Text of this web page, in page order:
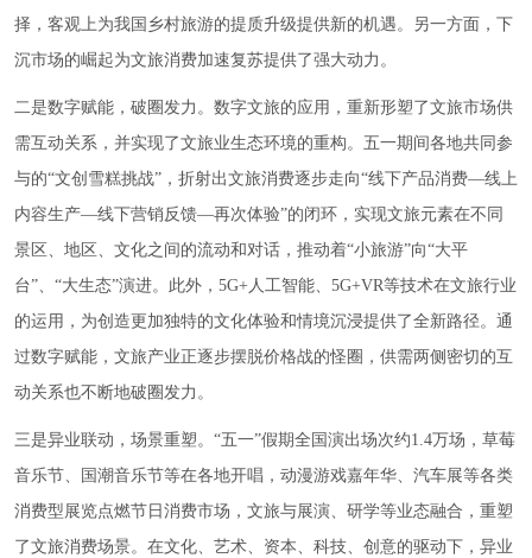
择，客观上为我国乡村旅游的提质升级提供新的机遇。另一方面，下
沉市场的崛起为文旅消费加速复苏提供了强大动力。
二是数字赋能，破圈发力。数字文旅的应用，重新形塑了文旅市场供
需互动关系，并实现了文旅业生态环境的重构。五一期间各地共同参
与的“文创雪糕挑战”，折射出文旅消费逐步走向“线下产品消费—线上
内容生产—线下营销反馈—再次体验”的闭环，实现文旅元素在不同
景区、地区、文化之间的流动和对话，推动着“小旅游”向“大平
台”、“大生态”演进。此外，5G+人工智能、5G+VR等技术在文旅行业
的运用，为创造更加独特的文化体验和情境沉浸提供了全新路径。通
过数字赋能，文旅产业正逐步摆脱价格战的怪圈，供需两侧密切的互
动关系也不断地破圈发力。
三是异业联动，场景重塑。“五一”假期全国演出场次约1.4万场，草莓
音乐节、国潮音乐节等在各地开唱，动漫游戏嘉年华、汽车展等各类
消费型展览点燃节日消费市场，文旅与展演、研学等业态融合，重塑
了文旅消费场景。在文化、艺术、资本、科技、创意的驱动下，异业